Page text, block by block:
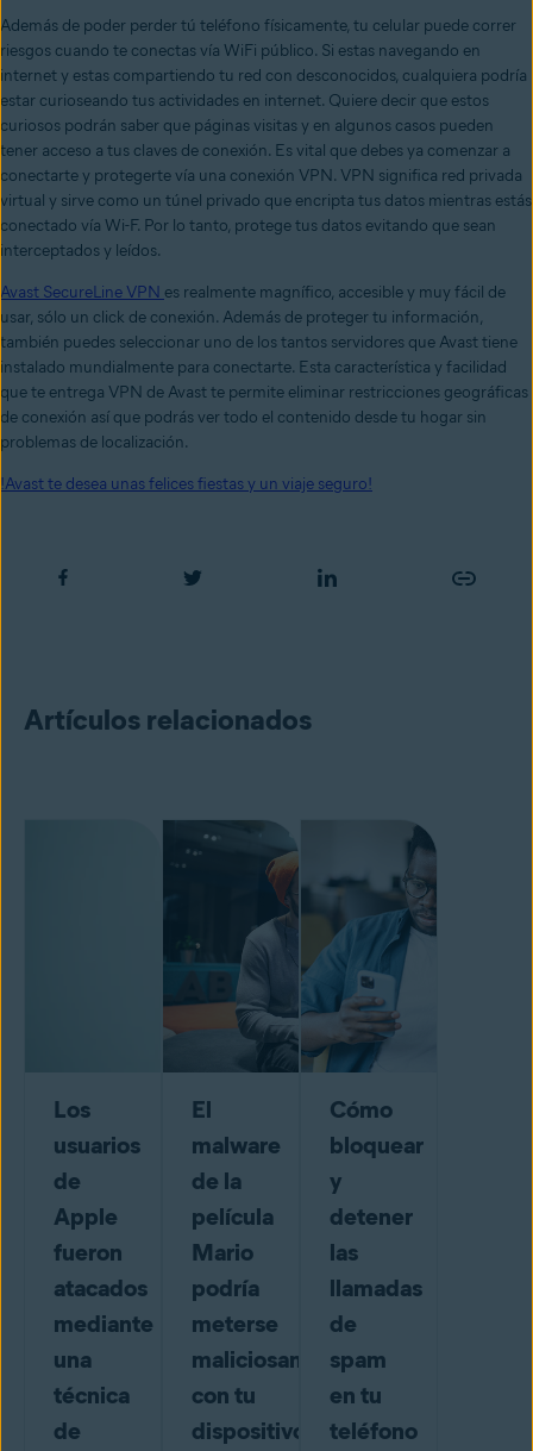
Además de poder perder tú teléfono físicamente, tu celular puede correr
riesgos cuando te conectas vía WiFi público. Si estas navegando en
internet y estas compartiendo tu red con desconocidos, cualquiera podría
estar curioseando tus actividades en internet. Quiere decir que estos
curiosos podrán saber que páginas visitas y en algunos casos pueden
tener acceso a tus claves de conexión. Es vital que debes ya comenzar a
conectarte y protegerte vía una conexión VPN. VPN significa red privada
virtual y sirve como un túnel privado que encripta tus datos mientras estás
conectado vía Wi-F. Por lo tanto, protege tus datos evitando que sean
interceptados y leídos.
Avast SecureLine VPN es realmente magnífico, accesible y muy fácil de
usar, sólo un click de conexión. Además de proteger tu información,
también puedes seleccionar uno de los tantos servidores que Avast tiene
instalado mundialmente para conectarte. Esta característica y facilidad
que te entrega VPN de Avast te permite eliminar restricciones geográficas
de conexión así que podrás ver todo el contenido desde tu hogar sin
problemas de localización.
!Avast te desea unas felices fiestas y un viaje seguro!
Artículos relacionados
Los
usuarios
de
Apple
fueron
atacados
mediante
una
técnica
de
El
malware
de la
película
Mario
podría
meterse
maliciosamente
con tu
dispositivo
Cómo
bloquear
y
detener
las
llamadas
de
spam
en tu
teléfono